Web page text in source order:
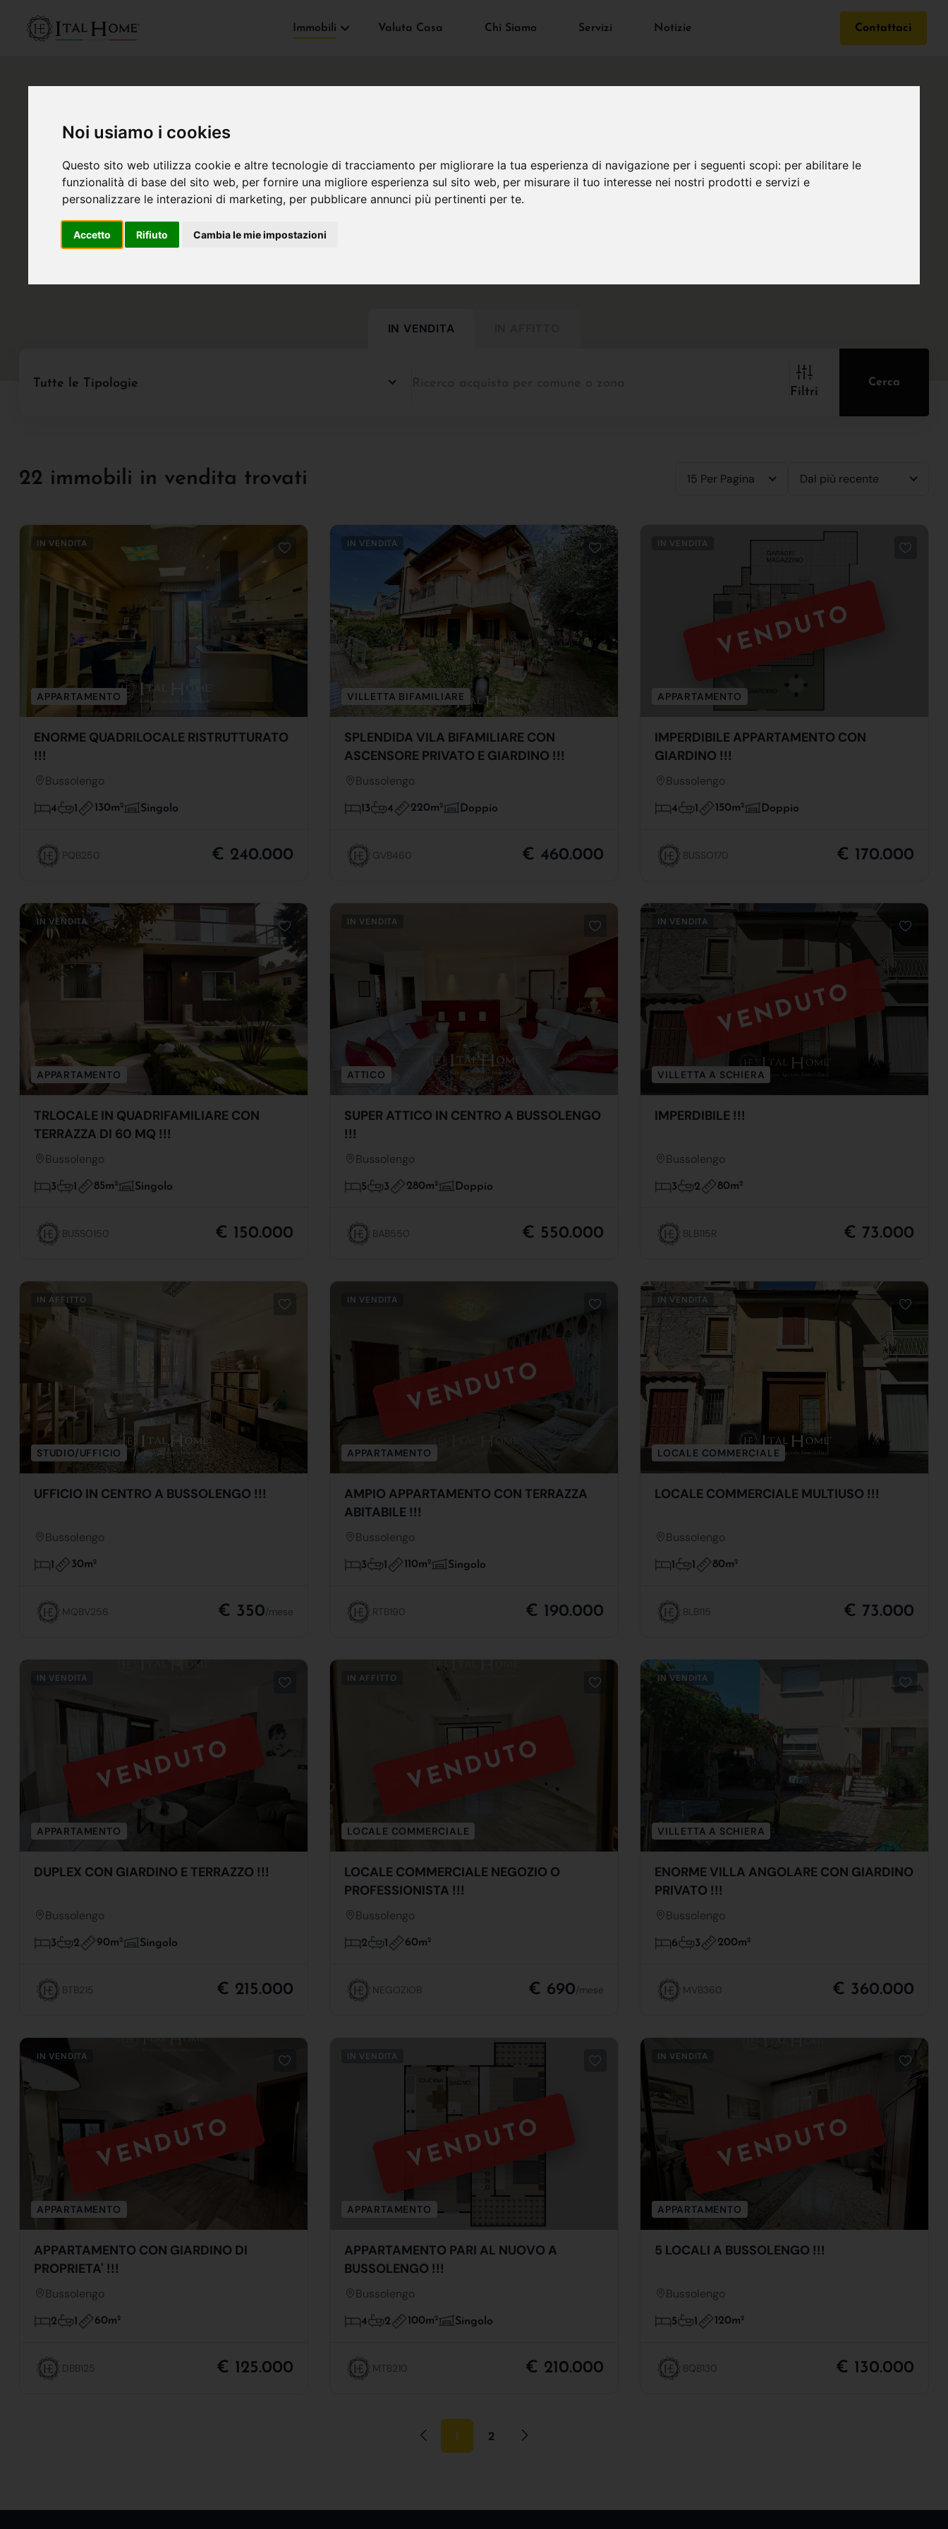
Noi usiamo i cookies
Questo sito web utilizza cookie e altre tecnologie di tracciamento per migliorare la tua esperienza di navigazione per i seguenti scopi: per abilitare le
funzionalità di base del sito web, per fornire una migliore esperienza sul sito web, per misurare il tuo interesse nei nostri prodotti e servizi e
personalizzare le interazioni di marketing, per pubblicare annunci più pertinenti per te.
Accetto Rifiuto Cambia le mie impostazioni
Immobili Valuta Casa Chi Siamo Servizi Notizie Contattaci
IN VENDITA
Tutte le Tipologie
Filtri
Cerca
22 immobili in vendita trovati 15 Per Pagina Dal più recente
IN VENDITA
APPARTAMENTO
ENORME QUADRILOCALE RISTRUTTURATO
!!!
Bussolengo
4 1 130m2 Singolo
PQB250 € 240.000
IN VENDITA
VILLETTA BIFAMILIARE
SPLENDIDA VILA BIFAMILIARE CON
ASCENSORE PRIVATO E GIARDINO !!!
Bussolengo
13 4 220m2 Doppio
GVB460 € 460.000
VENDUTO
IN VENDITA
APPARTAMENTO
IMPERDIBILE APPARTAMENTO CON
GIARDINO !!!
Bussolengo
4 1 150m2 Doppio
BUSSO170 € 170.000
IN VENDITA
APPARTAMENTO
TRLOCALE IN QUADRIFAMILIARE CON
TERRAZZA DI 60 MQ !!!
Bussolengo
3 1 85m2 Singolo
BUSSO150 € 150.000
IN VENDITA
ATTICO
SUPER ATTICO IN CENTRO A BUSSOLENGO
!!!
Bussolengo
5 3 280m2 Doppio
BAB550 € 550.000
VENDUTO
IN VENDITA
VILLETTA A SCHIERA
IMPERDIBILE !!!
Bussolengo
3 2 80m2
BLB115R € 73.000
IN AFFITTO
STUDIO/UFFICIO
UFFICIO IN CENTRO A BUSSOLENGO !!!
Bussolengo
1 30m2
MQBV256 € 350/mese
VENDUTO
IN VENDITA
APPARTAMENTO
AMPIO APPARTAMENTO CON TERRAZZA
ABITABILE !!!
Bussolengo
3 1 110m2 Singolo
RTB190 € 190.000
IN VENDITA
LOCALE COMMERCIALE
LOCALE COMMERCIALE MULTIUSO !!!
Bussolengo
1 1 80m2
BLB115 € 73.000
VENDUTO
IN VENDITA
APPARTAMENTO
DUPLEX CON GIARDINO E TERRAZZO !!!
Bussolengo
3 2 90m2 Singolo
BTB215 € 215.000
VENDUTO
IN AFFITTO
LOCALE COMMERCIALE
LOCALE COMMERCIALE NEGOZIO O
PROFESSIONISTA !!!
Bussolengo
2 1 60m2
NEGOZIOB € 690/mese
IN VENDITA
VILLETTA A SCHIERA
ENORME VILLA ANGOLARE CON GIARDINO
PRIVATO !!!
Bussolengo
6 3 200m2
MVB360 € 360.000
VENDUTO
IN VENDITA
APPARTAMENTO
APPARTAMENTO CON GIARDINO DI
PROPRIETA' !!!
Bussolengo
2 1 60m2
DBB125 € 125.000
VENDUTO
IN VENDITA
APPARTAMENTO
APPARTAMENTO PARI AL NUOVO A
BUSSOLENGO !!!
Bussolengo
4 2 100m2 Singolo
MTB210 € 210.000
VENDUTO
IN VENDITA
APPARTAMENTO
5 LOCALI A BUSSOLENGO !!!
Bussolengo
5 1 120m2
BQB130 € 130.000
1 2